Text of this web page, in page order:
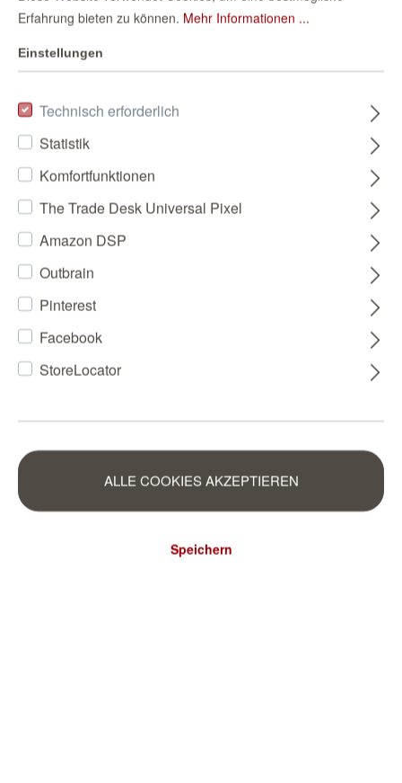
Erfahrung bieten zu können. Mehr Informationen ...
Einstellungen
Technisch erforderlich
Statistik
Komfortfunktionen
The Trade Desk Universal Pixel
Amazon DSP
Outbrain
Pinterest
Facebook
StoreLocator
ALLE COOKIES AKZEPTIEREN
Speichern